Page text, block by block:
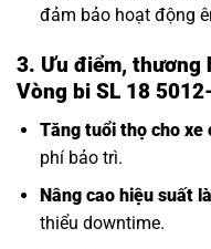
đảm bảo hoạt động
3. Ưu điểm, thương
Vòng bi SL 18
Tăng tuổi thọ cho xe
phí bảo trì.
Nâng cao hiệu suất
thiểu downtime.